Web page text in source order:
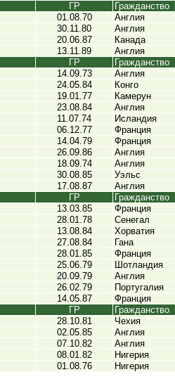
ГР Гражданство
01.08.70 Англия
30.11.80 Англия
20.06.87 Канада
13.11.89 Англия
ГР Гражданство
14.09.73 Англия
24.05.84 Конго
19.01.77 Камерун
23.08.84 Англия
11.07.74 Исландия
06.12.77 Франция
14.04.79 Франция
26.09.86 Англия
18.09.74 Англия
30.08.85 Уэльс
17.08.87 Англия
ГР Гражданство
13.03.85 Франция
28.01.78 Сенегал
13.08.84 Хорватия
27.08.84 Гана
28.01.85 Франция
25.06.79 Шотландия
20.09.79 Англия
26.02.79 Португалия
14.05.87 Франция
ГР Гражданство
28.10.81 Чехия
02.05.85 Англия
07.10.82 Англия
08.01.82 Нигерия
01.08.76 Нигерия